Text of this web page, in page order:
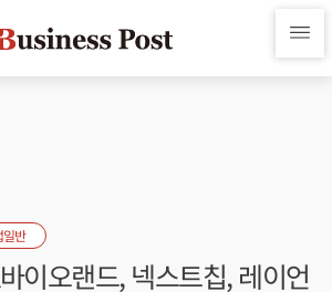
일반
이오랜드, 넥스트칩, 레이언